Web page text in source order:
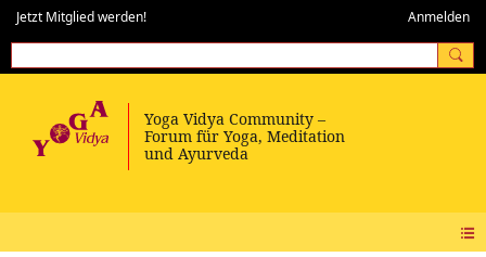
Jetzt Mitglied werden! Anmelden